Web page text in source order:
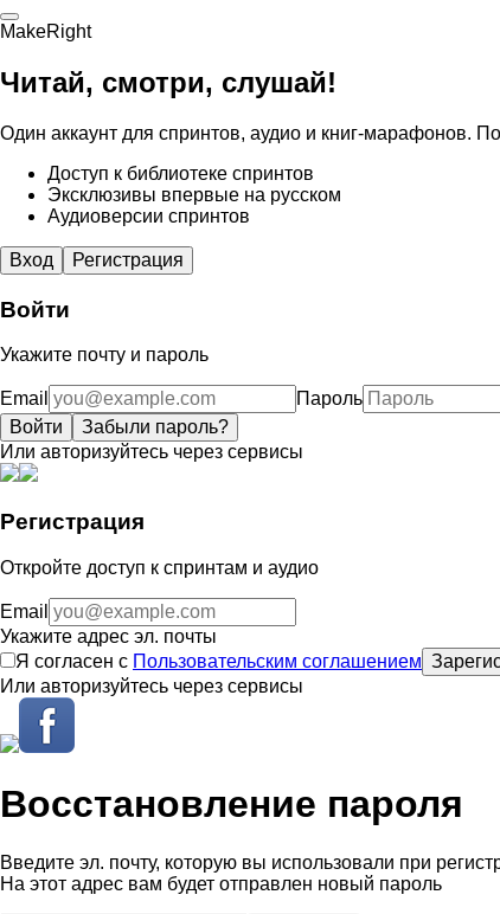
MakeRight
Читай, смотри, слушай!
Один аккаунт для спринтов, аудио и книг-марафонов.
Доступ к библиотеке спринтов
Эксклюзивы впервые на русском
Аудиоверсии спринтов
Вход Регистрация
Войти
Укажите почту и пароль
Email
Пароль
Войти
Забыли пароль?
Или авторизуйтесь через сервисы
Регистрация
Откройте доступ к спринтам и аудио
Email
Укажите адрес эл. почты
Я согласен с Пользовательским соглашением
Или авторизуйтесь через сервисы
Восстановление пароля
Введите эл. почту, которую вы использовали при
На этот адрес вам будет отправлен новый пароль